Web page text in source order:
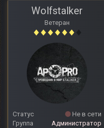
Wolfstalker
Ветеран
Статус
Не в сети
Группа
Администратор